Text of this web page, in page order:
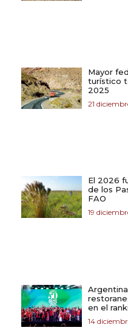
Mayor
turístico
2025
21
El 2026
de los
FAO
19
en el
14